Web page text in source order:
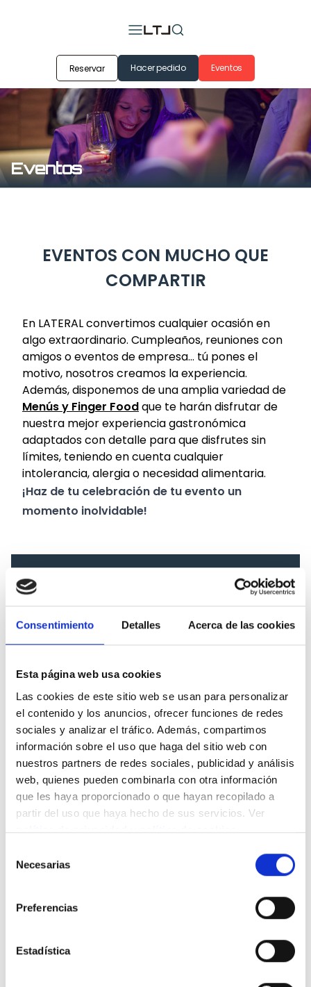
Consentimiento Detalles Acerca de las cookies
Esta página web usa cookies
Las cookies de este sitio web se usan para personalizar
el contenido y los anuncios, ofrecer funciones de redes
sociales y analizar el tráfico. Además, compartimos
información sobre el uso que haga del sitio web con
nuestros partners de redes sociales, publicidad y análisis
web, quienes pueden combinarla con otra información
que les haya proporcionado o que hayan recopilado a
partir del uso que haya hecho de sus servicios. Ver
política de privacidadypolítica de cookies.
Necesarias
Preferencias
Estadística
Reservar Hacer pedido Eventos
Eventos
EVENTOS CON MUCHO QUE
COMPARTIR
En LATERALconvertimos cualquier ocasión en
algo extraordinario. Cumpleaños, reuniones con
amigos o eventos de empresa… tú pones el
motivo, nosotros creamos la experiencia.
Además, disponemos de una amplia variedad de
Menús y Finger Foodque te harán disfrutar de
nuestra mejor experiencia gastronómica
adaptados con detalle para que disfrutes sin
límites, teniendo en cuenta cualquier
intolerancia, alergia o necesidad alimentaria.
¡Haz de tu celebración de tu evento un
momento inolvidable!
He pensado cómo será mi evento, quiero un
Presupuesto
No lo tengo claro, quiero recibir más
información